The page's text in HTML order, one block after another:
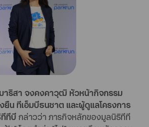
าริสา จงคงคาวุฒิ หัวหน้ากิจกรรม
น ทีเอ็มบีธนชาต และผู้ดูแลโครงการ
ทีบี กล่าวว่า ภารกิจหลักของมูลนิธิทีที